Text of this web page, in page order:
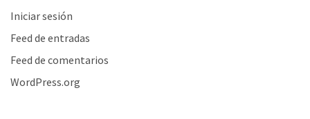
Iniciar sesión
Feed de entradas
Feed de comentarios
WordPress.org